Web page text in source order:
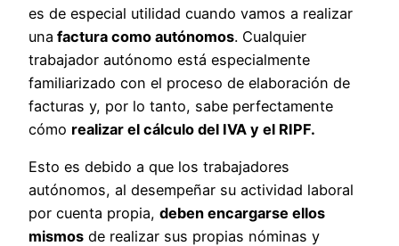
es de especial utilidad cuando vamos a realizar
una factura como autónomos. Cualquier
trabajador autónomo está especialmente
familiarizado con el proceso de elaboración de
facturas y, por lo tanto, sabe perfectamente
cómo realizar el cálculo del IVA y el RIPF.
Esto es debido a que los trabajadores
autónomos, al desempeñar su actividad laboral
por cuenta propia, deben encargarse ellos
mismos de realizar sus propias nóminas y